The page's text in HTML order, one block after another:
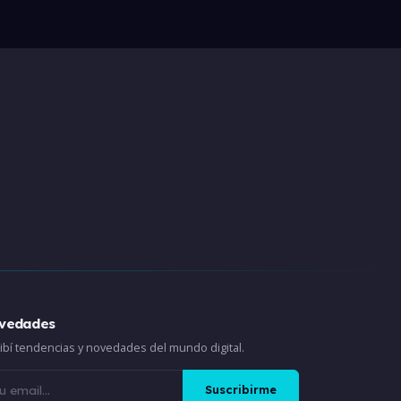
tendencias y novedades del mundo digital.
Suscribirme